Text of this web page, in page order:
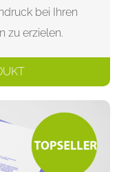
bei Ihren
zu erzielen.